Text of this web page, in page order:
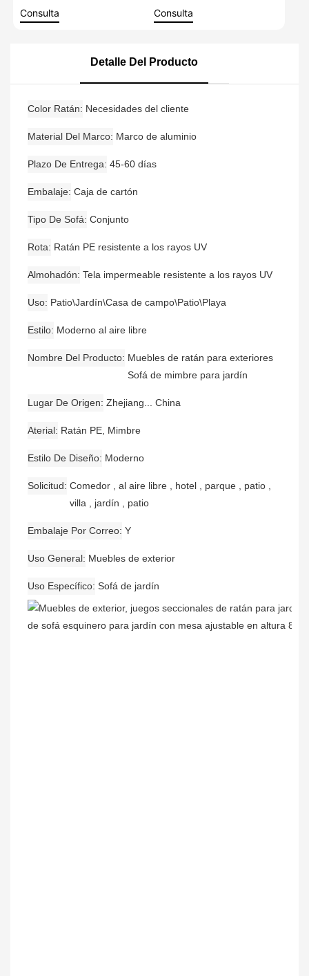
Conversación De Ratán
Para Exterior, Conjunto
De Bistró Para Jardín
Consulta
Ratán, Conjunto De
Consulta
Detalle Del Producto
Color Ratán Necesidades del cliente
Material Del Marco Marco de aluminio
Plazo De Entrega 45-60 días
Embalaje Caja de cartón
Tipo De Sofá Conjunto
Rota Ratán PE resistente a los rayos UV
Almohadón Tela impermeable resistente a los rayos UV
Uso Patio\Jardín\Casa de campo\Patio\Playa
Estilo Moderno al aire libre
Nombre Del Producto Muebles de ratán para exteriores
Sofá de mimbre para jardín
Lugar De Origen Zhejiang... China
Aterial Ratán PE, Mimbre
Estilo De Diseño Moderno
Solicitud Comedor , al aire libre , hotel , parque , patio ,
villa , jardín , patio
Embalaje Por Correo Y
Uso General Muebles de exterior
Uso Específico Sofá de jardín